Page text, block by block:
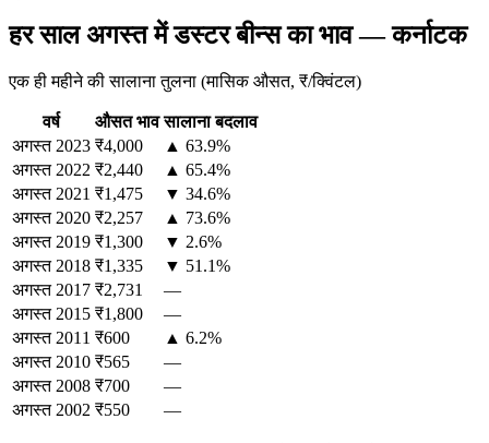
हर साल अगस्त में डस्टर बीन्स का भाव — कर्नाटक
एक ही महीने की सालाना तुलना (मासिक औसत, ₹/क्विंटल)
वर्ष औसत भाव सालाना बदलाव
अगस्त 2023 ₹4,000
▲ 63.9%
अगस्त 2022 ₹2,440
▲ 65.4%
अगस्त 2021 ₹1,475
▼ 34.6%
अगस्त 2020 ₹2,257
▲ 73.6%
अगस्त 2019 ₹1,300
▼ 2.6%
अगस्त 2018 ₹1,335
▼ 51.1%
अगस्त 2017 ₹2,731
—
अगस्त 2015 ₹1,800
—
अगस्त 2011 ₹600
▲ 6.2%
अगस्त 2010 ₹565
—
अगस्त 2008 ₹700
—
अगस्त 2002 ₹550 —